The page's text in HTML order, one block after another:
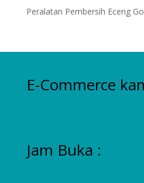
product
Peralatan Pembersih Eceng
E-Commerce
Jam Buka :